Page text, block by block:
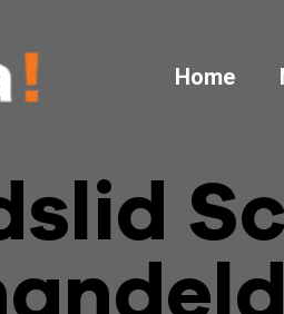
Home